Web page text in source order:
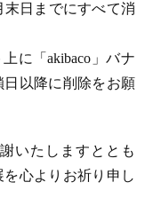
末日までにすべて消
に「akibaco」バナ
以降に削除をお願
いたしますととも
心よりお祈り申し